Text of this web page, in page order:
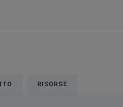
RISORSE